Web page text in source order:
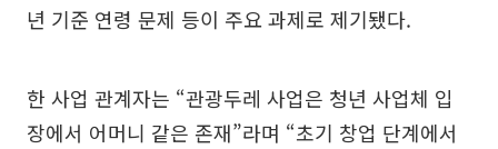
년 기준 연령 문제 등이 주요 과제로 제기됐다.
한 사업 관계자는 “관광두레 사업은 청년 사업체 입
장에서 어머니 같은 존재”라며 “초기 창업 단계에서